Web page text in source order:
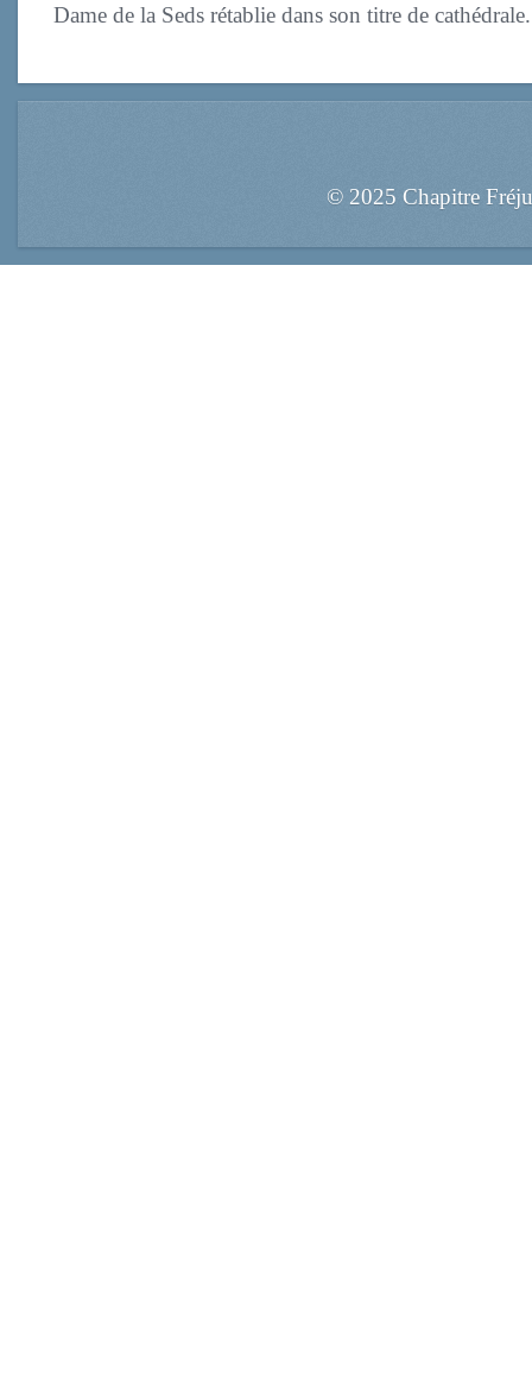
Dame de la Seds rétablie dans son titre de cathédrale.
© 2025 Chapitre